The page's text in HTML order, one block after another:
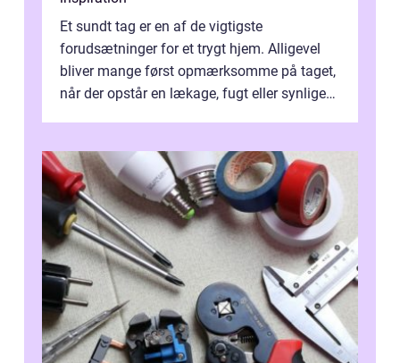
Et sundt tag er en af de vigtigste
forudsætninger for et trygt hjem. Alligevel
bliver mange først opmærksomme på taget,
når der opstår en lækage, fugt eller synlige